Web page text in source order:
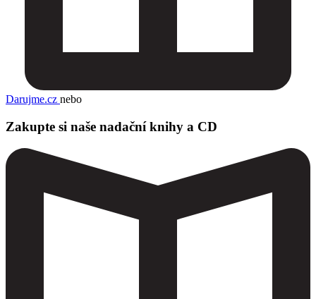
Darujme.cz nebo
Zakupte si naše nadační knihy a CD